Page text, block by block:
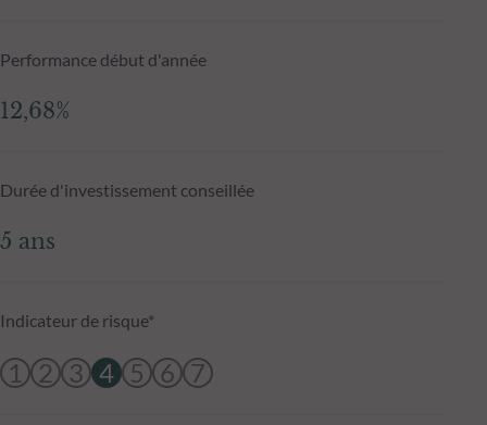
Performance début d'année
12,68%
Durée d'investissement conseillée
5 ans
Indicateur de risque*
1 2 3 4 5 6 7